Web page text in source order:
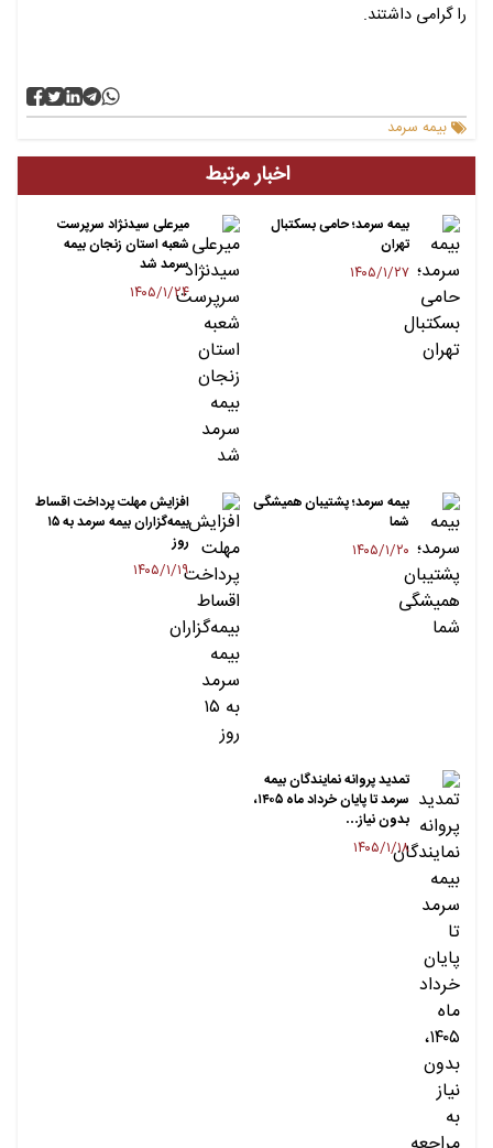
را گرامی داشتند.
بیمه سرمد
اخبار مرتبط
بیمه سرمد؛ حامی بسکتبال
تهران
۱۴۰۵/۱/۲۷
میرعلی سیدنژاد سرپرست
شعبه استان زنجان بیمه
سرمد شد
۱۴۰۵/۱/۲۴
بیمه سرمد؛ پشتیبان همیشگی
شما
۱۴۰۵/۱/۲۰
افزایش مهلت پرداخت اقساط
بیمه‌گزاران بیمه سرمد به ۱۵
روز
۱۴۰۵/۱/۱۹
تمدید پروانه نمایندگان بیمه
سرمد تا پایان خرداد ماه ۱۴۰۵،
بدون نیاز…
۱۴۰۵/۱/۱۸